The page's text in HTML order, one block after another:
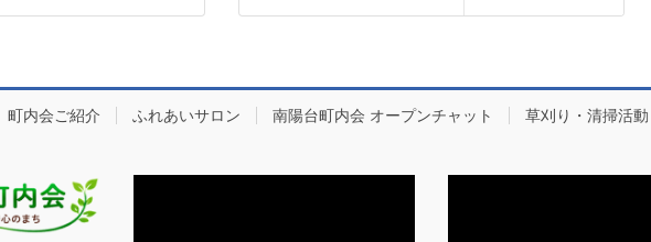
町内会ご紹介 ふれあいサロン 南陽台町内会 オープンチャット 草刈り・清掃活動